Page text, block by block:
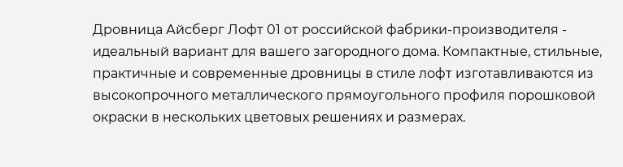
Дровница Айсберг Лофт 01 от российской фабрики-производителя -
идеальный вариант для вашего загородного дома. Компактные, стильные,
практичные и современные дровницы в стиле лофт изготавливаются из
высокопрочного металлического прямоугольного профиля порошковой
окраски в нескольких цветовых решениях и размерах.